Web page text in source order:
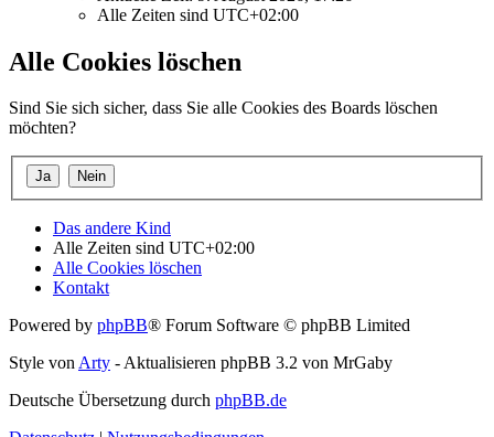
Alle Zeiten sind UTC+02:00
Alle Cookies löschen
Sind Sie sich sicher, dass Sie alle Cookies des Boards löschen
möchten?
Das andere Kind
Alle Zeiten sind UTC+02:00
Alle Cookies löschen
Kontakt
Powered by phpBB® Forum Software © phpBB Limited
Style von Arty - Aktualisieren phpBB 3.2 von MrGaby
Deutsche Übersetzung durch phpBB.de